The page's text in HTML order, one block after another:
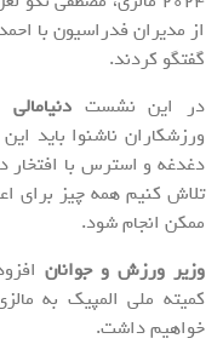
از مدیران فدراسیون با
گفتگو کردند.
در این نشست دنیامالی
ورزشکاران ناشنوا باید
دغدغه و استرس با افتخار
تلاش کنیم همه چیز برای
ممکن انجام شود.
وزیر ورزش و جوانان
کمیته ملی المپیک به
خواهیم داشت.